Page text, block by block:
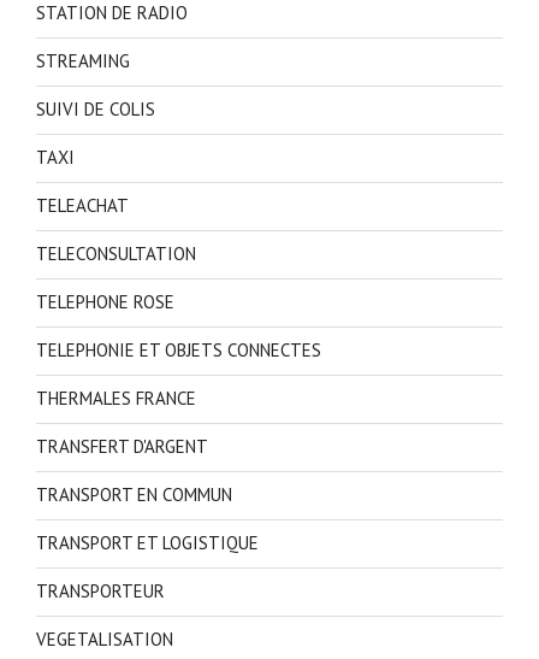
STATION DE RADIO
STREAMING
SUIVI DE COLIS
TAXI
TELEACHAT
TELECONSULTATION
TELEPHONE ROSE
TELEPHONIE ET OBJETS CONNECTES
THERMALES FRANCE
TRANSFERT D'ARGENT
TRANSPORT EN COMMUN
TRANSPORT ET LOGISTIQUE
TRANSPORTEUR
VEGETALISATION